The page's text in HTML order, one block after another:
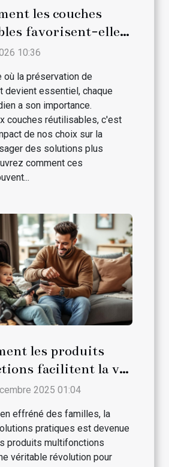
les couches
favorisent-elles
durable ?
10:36
où la préservation de
devient essentiel, chaque
a son importance.
couches réutilisables, c'est
de nos choix sur la
des solutions plus
comment ces
les produits
facilitent la vie
parents ?
2025 01:04
effréné des familles, la
pratiques est devenue
produits multifonctions
véritable révolution pour